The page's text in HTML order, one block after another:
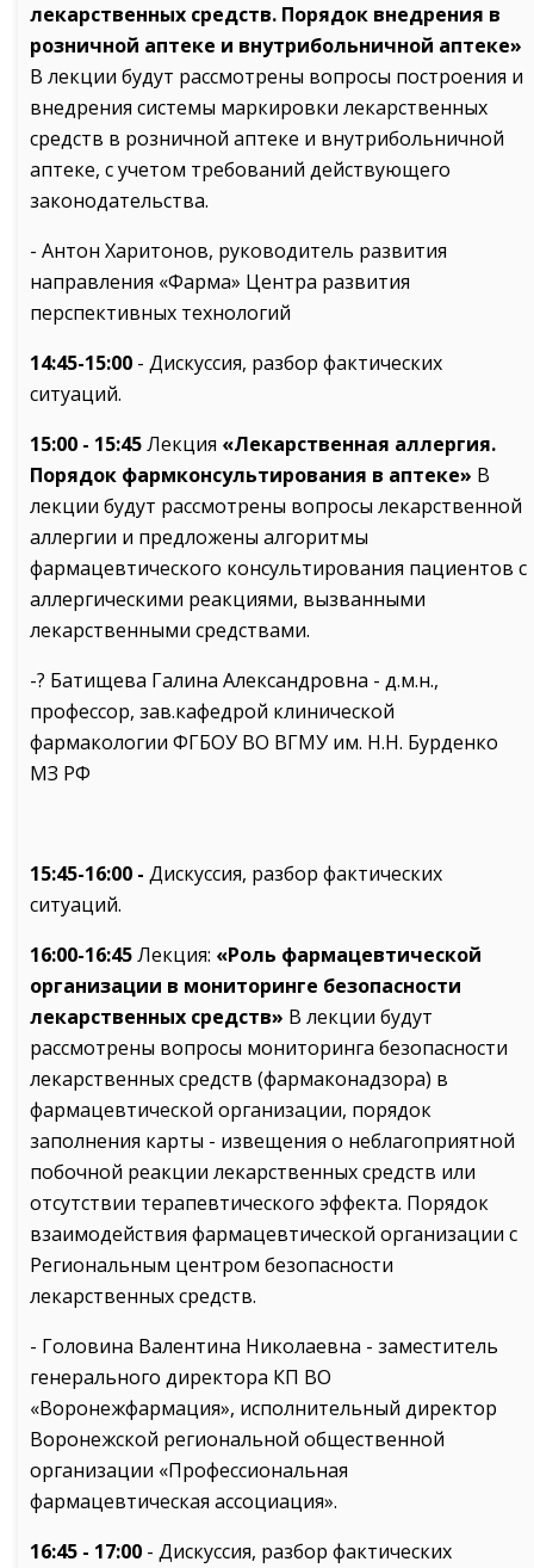
лекарственных средств. Порядок внедрения в
розничной аптеке и внутрибольничной аптеке»
В лекции будут рассмотрены вопросы построения и
внедрения системы маркировки лекарственных
средств в розничной аптеке и внутрибольничной
аптеке, с учетом требований действующего
законодательства.
- Антон Харитонов, руководитель развития
направления «Фарма» Центра развития
перспективных технологий
14:45-15:00 - Дискуссия, разбор фактических
ситуаций.
15:00 - 15:45Лекция «Лекарственная аллергия.
Порядок фармконсультирования в аптеке» В
лекции будут рассмотрены вопросы лекарственной
аллергии и предложены алгоритмы
фармацевтического консультирования пациентов с
аллергическими реакциями, вызванными
лекарственными средствами.
-? Батищева Галина Александровна - д.м.н.,
профессор, зав.кафедрой клинической
фармакологии ФГБОУ ВО ВГМУ им. Н.Н. Бурденко
МЗ РФ
15:45-16:00 - Дискуссия, разбор фактических
ситуаций.
16:00-16:45Лекция: «Роль фармацевтической
организации в мониторинге безопасности
лекарственных средств» В лекции будут
рассмотрены вопросы мониторинга безопасности
лекарственных средств (фармаконадзора) в
фармацевтической организации, порядок
заполнения карты - извещения о неблагоприятной
побочной реакции лекарственных средств или
отсутствии терапевтического эффекта. Порядок
взаимодействия фармацевтической организации с
Региональным центром безопасности
лекарственных средств.
- Головина Валентина Николаевна - заместитель
генерального директора КП ВО
«Воронежфармация», исполнительный директор
Воронежской региональной общественной
организации «Профессиональная
фармацевтическая ассоциация».
16:45 - 17:00 - Дискуссия, разбор фактических